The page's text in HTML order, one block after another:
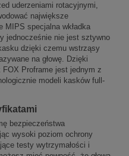
uderzeniami rotacyjnymi,
największe
MIPS specjalna wkładka
jednocześnie nie jest sztywno
dzięki czemu wstrząsy
na głowę. Dzięki
Proframe jest jednym z
modeli kasków full-
bezpieczeństwa
wysoki poziom ochrony
testy wytrzymałości i